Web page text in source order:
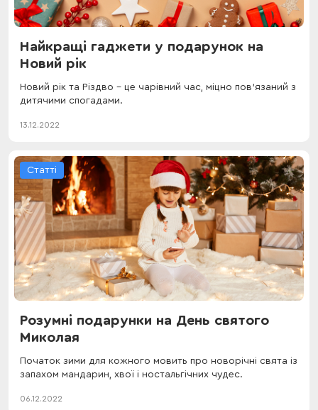
Найкращі гаджети у подарунок на
Новий рік
Новий рік та Різдво – це чарівний час, міцно пов'язаний з
дитячими спогадами.
13.12.2022
Статті
Розумні подарунки на День святого
Миколая
Початок зими для кожного мовить про новорічні свята із
запахом мандарин, хвої і ностальгічних чудес.
06.12.2022